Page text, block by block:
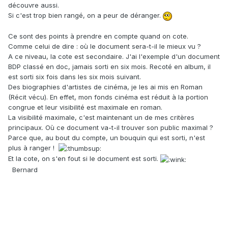
découvre aussi.
Si c'est trop bien rangé, on a peur de déranger.
Ce sont des points à prendre en compte quand on cote.
Comme celui de dire : où le document sera-t-il le mieux vu ?
A ce niveau, la cote est secondaire. J'ai l'exemple d'un document
BDP classé en doc, jamais sorti en six mois. Recoté en album, il
est sorti six fois dans les six mois suivant.
Des biographies d'artistes de cinéma, je les ai mis en Roman
(Récit vécu). En effet, mon fonds cinéma est réduit à la portion
congrue et leur visibilité est maximale en roman.
La visibilité maximale, c'est maintenant un de mes critères
principaux. Où ce document va-t-il trouver son public maximal ?
Parce que, au bout du compte, un bouquin qui est sorti, n'est
plus à ranger !
Et la cote, on s'en fout si le document est sorti.
Bernard